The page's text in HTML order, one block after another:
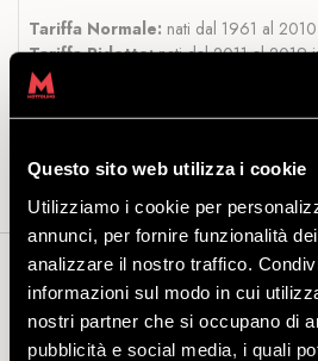
Questo sito web utilizza i cookie
Utilizziamo i cookie per
annunci, per fornire funzionalità
analizzare il nostro traffico.
informazioni sul modo in cui
nostri partner che si occupano di
pubblicità e social media, i quali
Tariffa Normale: nati dal 1961 al
Tariffa Ridotto:nati dal 2011 al 2019
precedenti.
Tariffa Famiglia:
2 adulti e 2 bambini
Può interessarti